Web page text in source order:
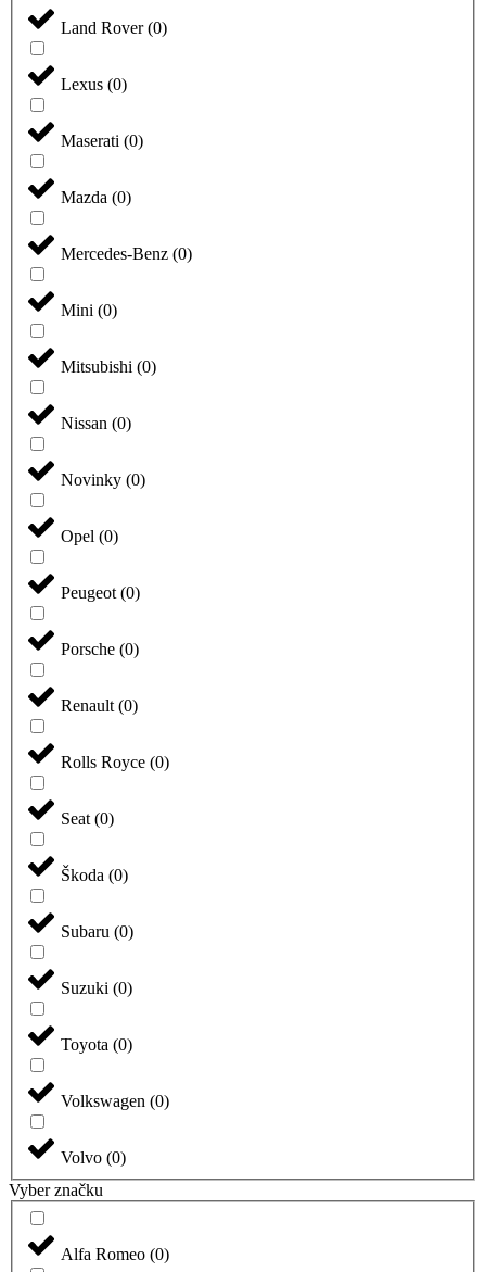
Land Rover(0)
Lexus (0)
Maserati (0)
Mazda (0)
Mercedes-Benz (0)
Mini (0)
Mitsubishi (0)
Nissan (0)
Novinky (0)
Opel (0)
Peugeot (0)
Porsche (0)
Renault (0)
Rolls Royce (0)
Seat (0)
Škoda (0)
Subaru (0)
Suzuki (0)
Toyota (0)
Volkswagen (0)
Volvo (0)
Vyber značku
Alfa Romeo (0)